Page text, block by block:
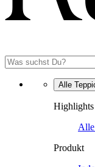
Alle
Highlights
Produkt